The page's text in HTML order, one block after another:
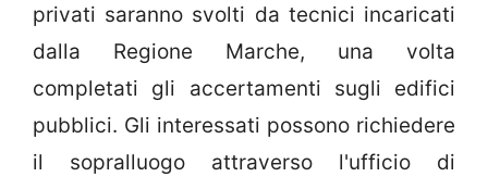
privati saranno svolti da tecnici incaricati
dalla Regione Marche, una volta
completati gli accertamenti sugli edifici
pubblici. Gli interessati possono richiedere
il sopralluogo attraverso l'ufficio di